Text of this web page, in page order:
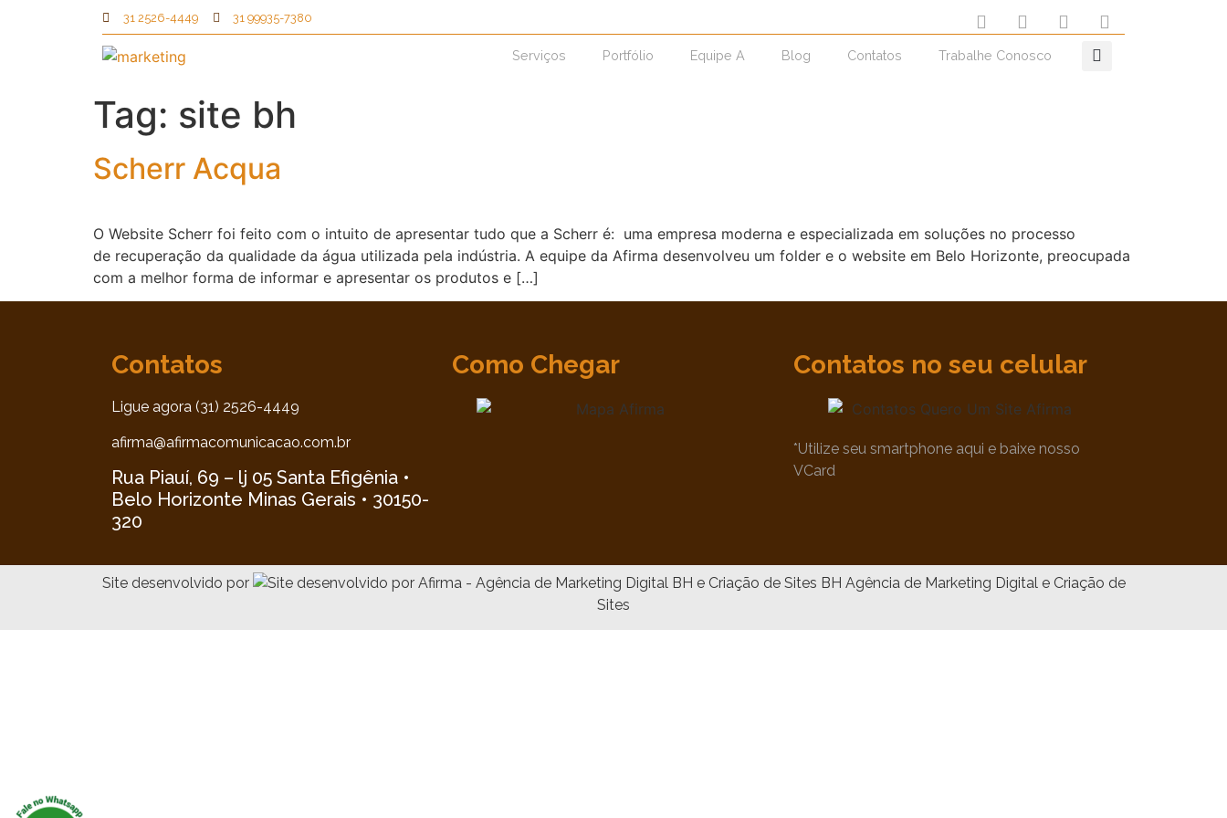
31 2526-4449 31 99935-7380
Serviços Portfólio Equipe A Blog Contatos Trabalhe Conosco
Tag: site bh
Scherr Acqua
O Website Scherr foi feito com o intuito de apresentar tudo que a Scherr é: uma empresa moderna e especializada em soluções no processo
de recuperação da qualidade da água utilizada pela indústria. A equipe da Afirma desenvolveu um folder e o website em Belo Horizonte, preocupada
com a melhor forma de informar e apresentar os produtos e […]
Contatos
Ligue agora (31) 2526-4449
afirma@afirmacomunicacao.com.br
Rua Piauí, 69 – lj 05 Santa Efigênia •
Belo Horizonte Minas Gerais • 30150-
320
Como Chegar Contatos no seu celular
*Utilize seu smartphone aqui e baixe nosso
VCard
Site desenvolvido por
Agência de Marketing Digital e Criação de
Sites